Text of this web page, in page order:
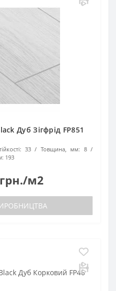
Дуб Зігфрід FP851
33 Товщина, мм: 8
193
м2